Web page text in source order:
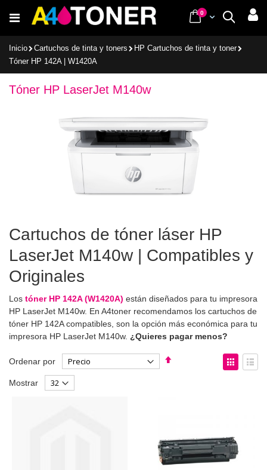
al
Buscar
Cart
0items
Inicio Cartuchos de tinta y toners
HP Cartuchos de tinta y toner
Tóner HP 142A | W1420A
Tóner HP LaserJet M140w
Cartuchos de tóner láser HP
LaserJet M140w | Compatibles y
Originales
Los tóner HP 142A (W1420A) están diseñados para tu impresora
HP LaserJet M140w. En A4toner recomendamos los cartuchos de
tóner HP 142A compatibles, son la opción más económica para tu
impresora HP LaserJet M140w. ¿Quieres pagar menos?
Ordenar por
Fijar
Ver
como
Mostrar